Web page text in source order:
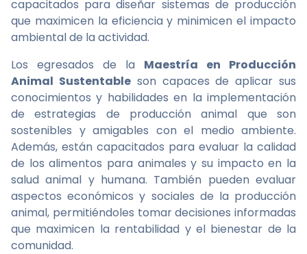
capacitados para diseñar sistemas de producción
que maximicen la eficiencia y minimicen el impacto
ambiental de la actividad.
Los egresados de la Maestría en Producción
Animal Sustentableson capaces de aplicar sus
conocimientos y habilidades en la implementación
de estrategias de producción animal que son
sostenibles y amigables con el medio ambiente.
Además, están capacitados para evaluar la calidad
de los alimentos para animales y su impacto en la
salud animal y humana. También pueden evaluar
aspectos económicos y sociales de la producción
animal, permitiéndoles tomar decisiones informadas
que maximicen la rentabilidad y el bienestar de la
comunidad.